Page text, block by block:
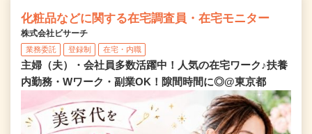
化粧品などに関する在宅調査員・在宅モニター
株式会社ビサーチ
業務委託 登録制 在宅・内職
主婦（夫）・会社員多数活躍中！人気の在宅ワーク♪扶養
内勤務・Wワーク・副業OK！隙間時間に◎@東京都